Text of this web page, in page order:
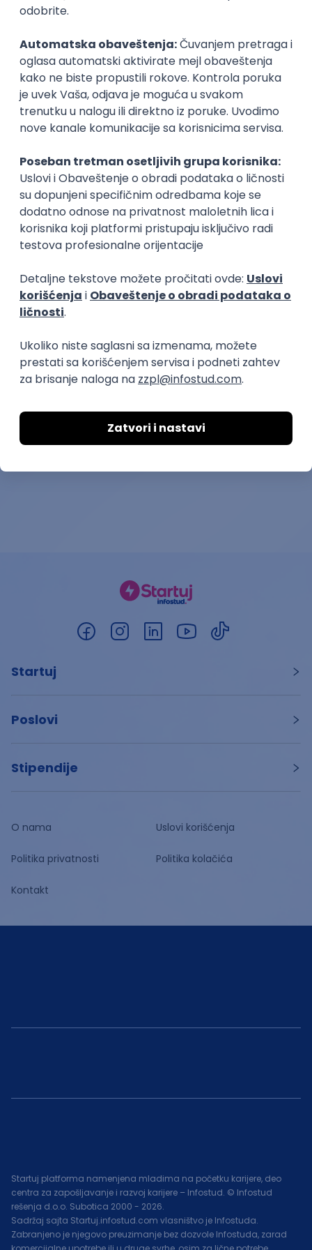
Psihijatar
psihologija
Sudski
psihologija
Poslovi posle studija
Medicinska sestra - vaspitač
Privatna predškolska ustanova Dečiji ključ
13.08.2026. Beograd
Predavač u
centru za
Bulevar
04.09.2026.
Startuj
Poslovi
Stipendije
O nama Uslovi korišćenja
Politika privatnosti Politika kolačića
Kontakt
Startuj platforma namenjena mladima na početku karijere, deo
centra za zapošljavanje i razvoj karijere – Infostud. © Infostud
rešenja d.o.o. Subotica 2000 - 2026.
Sadržaj sajta Startuj.infostud.com vlasništvo je Infostuda.
Zabranjeno je njegovo preuzimanje bez dozvole Infostuda, zarad